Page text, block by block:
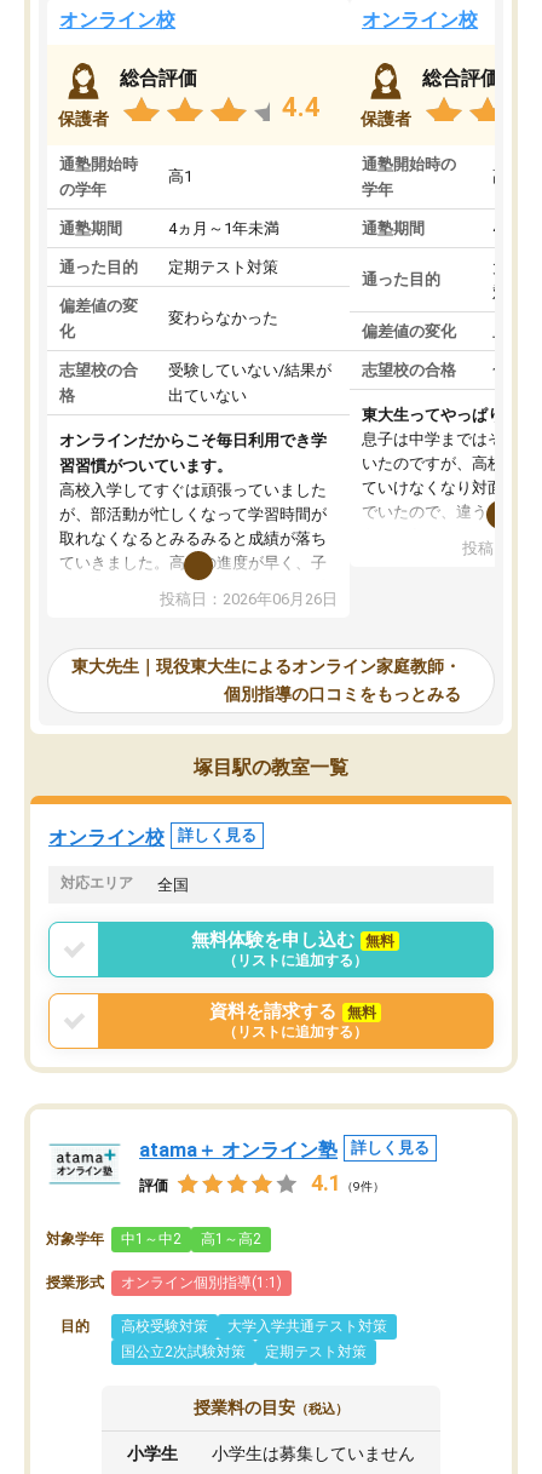
オンライン校
保護者
総合評価
4.4
通塾開始時
の学年
高1
通塾期間 4ヵ月～1年未満
通った目的 定期テスト対策
偏差値の変
化
変わらなかった
志望校の合
格
受験していない/結果が
出ていない
オンラインだからこそ毎日利用でき学
習習慣がついています。
高校入学してすぐは頑張っていました
が、部活動が忙しくなって学習時間が
取れなくなるとみるみると成績が落ち
ていきました。高校の進度が早く、子
供も家に帰って勉強の話すると嫌な反
応を示します。東大先生にお願いして
れるので、親としても安心です。毎日
使える自習室とかもあり、わからない
ところがあれば先生が回答してくれる
のも重宝しています。
投稿日：2026年06月26日
オンライン校
保護者
総合評価
通塾開始時の
学年
高3
通塾期間 4ヵ月
通った目的
大学
対策
偏差値の変化
志望校の合格 合格
東大生ってやっぱりすご
息子は中学まではそこそ
いたのですが、高校に入
ていけなくなり対面の塾
でいたので、違うアプロ
で、当初は模試でD判定
自習室が毎日使えていつ
るのが心強かったよう
謝です。
投稿日：
東大先生｜現役東大生によるオンライン家庭教師・
個別指導の口コミをもっとみる
塚目駅の教室一覧
オンライン校 詳しく見る
対応エリア 全国
無料体験を申し込む
無料
（リストに追加する）
資料を請求する
無料
（リストに追加する）
atama＋ オンライン塾 詳しく見る
評価 4.1 （9件）
対象学年 中1～中2 高1～高2
授業形式 オンライン個別指導(1:1)
目的 高校受験対策
大学入学共通テスト対策
国公立2次試験対策
定期テスト対策
授業料の目安 （税込）
小学生 小学生は募集していません